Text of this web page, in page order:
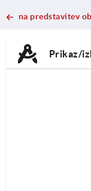
na predstavitev
Prikaz/